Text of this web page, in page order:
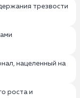
трезвости
нацеленный на
роста и